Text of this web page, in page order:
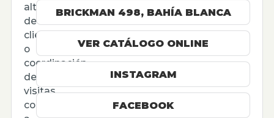
altas
de
cliente
o
coordinación
de
visitas,
contactá
BRICKMAN 498, BAHÍA BLANCA
VER CATÁLOGO ONLINE
INSTAGRAM
FACEBOOK